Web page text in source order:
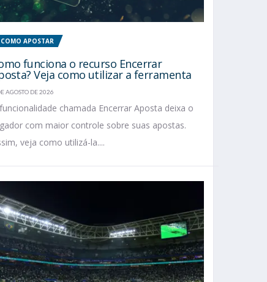
COMO APOSTAR
funciona o recurso Encerrar
Veja como utilizar a ferramenta
AGOSTO DE 2026
chamada Encerrar Aposta deixa o
com maior controle sobre suas apostas.
veja como utilizá-la....